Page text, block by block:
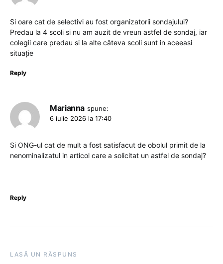
Si oare cat de selectivi au fost organizatorii sondajului?
Predau la 4 scoli si nu am auzit de vreun astfel de sondaj, iar
colegii care predau si la alte câteva scoli sunt in aceeasi
situație
Reply
Marianna spune:
6 iulie 2026 la 17:40
Si ONG-ul cat de mult a fost satisfacut de obolul primit de la
nenominalizatul in articol care a solicitat un astfel de sondaj?
Reply
LASĂ UN RĂSPUNS